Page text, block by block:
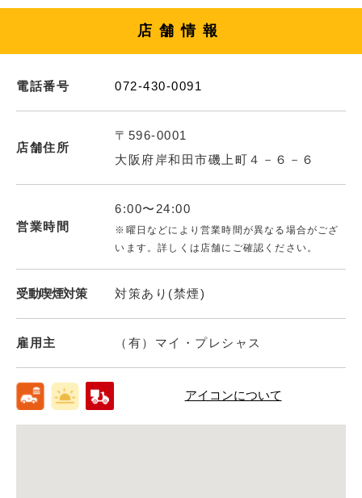
店舗情報
電話番号 072-430-0091
店舗住所
〒596-0001
大阪府岸和田市磯上町４－６－６
営業時間
6:00〜24:00
※曜日などにより営業時間が異なる場合がござ
います。詳しくは店舗にご確認ください。
受動喫煙対策 対策あり(禁煙)
雇用主 （有）マイ・プレシャス
アイコンについて